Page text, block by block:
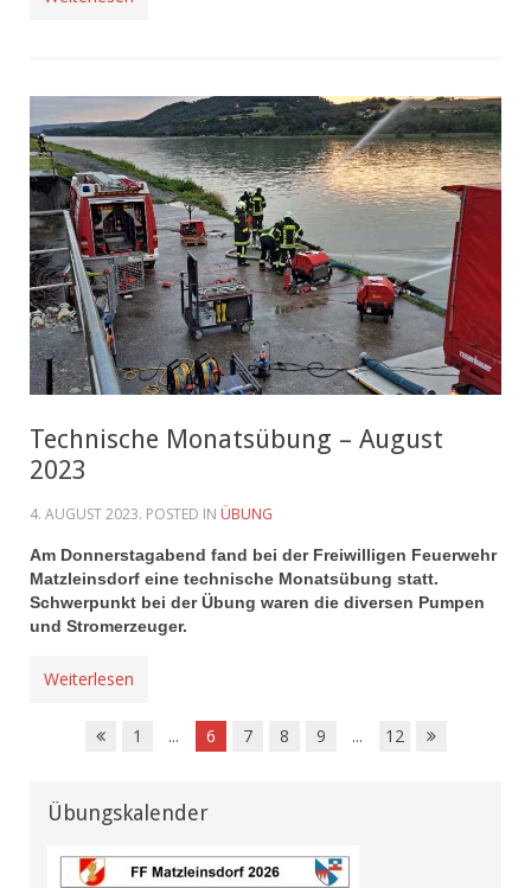
Technische Monatsübung – August
2023
4. AUGUST 2023. POSTED IN ÜBUNG
Am Donnerstagabend fand bei der Freiwilligen Feuerwehr
Matzleinsdorf eine technische Monatsübung statt.
Schwerpunkt bei der Übung waren die diversen Pumpen
und Stromerzeuger.
Weiterlesen
1 ... 6 7 8 9 ... 12
Übungskalender